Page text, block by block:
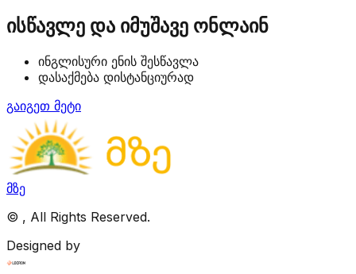
ისწავლე და იმუშავე ონლაინ
ინგლისური ენის შესწავლა
დასაქმება დისტანციურად
გაიგეთ მეტი
მზე
© , All Rights Reserved.
Designed by